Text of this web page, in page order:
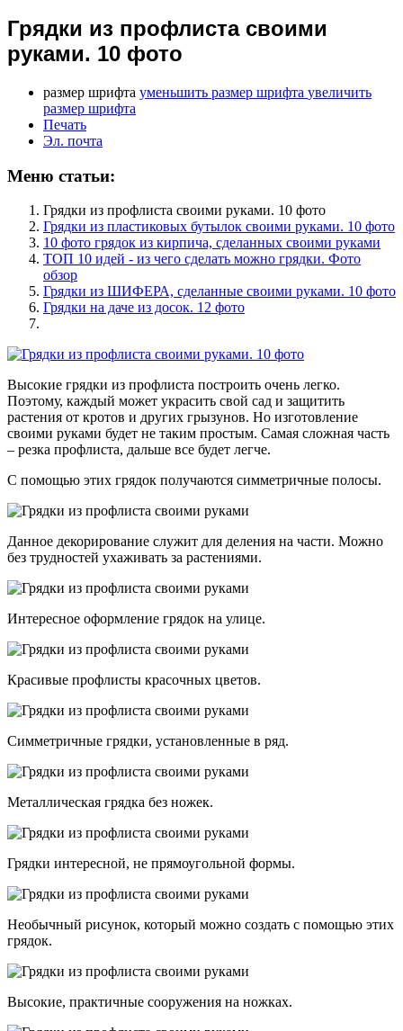
Грядки из профлиста своими
руками. 10 фото
размер шрифта уменьшить размер шрифта увеличить
размер шрифта
Печать
Эл. почта
Меню статьи:
Грядки из профлиста своими руками. 10 фото
Грядки из пластиковых бутылок своими руками. 10 фото
10 фото грядок из кирпича, сделанных своими руками
ТОП 10 идей - из чего сделать можно грядки. Фото
обзор
Грядки из ШИФЕРА, сделанные своими руками. 10 фото
Грядки на даче из досок. 12 фото
Высокие грядки из профлиста построить очень легко.
Поэтому, каждый может украсить свой сад и защитить
растения от кротов и других грызунов. Но изготовление
своими руками будет не таким простым. Самая сложная часть
– резка профлиста, дальше все будет легче.
С помощью этих грядок получаются симметричные полосы.
Данное декорирование служит для деления на части. Можно
без трудностей ухаживать за растениями.
Интересное оформление грядок на улице.
Красивые профлисты красочных цветов.
Симметричные грядки, установленные в ряд.
Металлическая грядка без ножек.
Грядки интересной, не прямоугольной формы.
Необычный рисунок, который можно создать с помощью этих
грядок.
Высокие, практичные сооружения на ножках.